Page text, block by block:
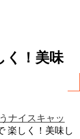
く！美味
ナイスキャッ
楽しく！美味し